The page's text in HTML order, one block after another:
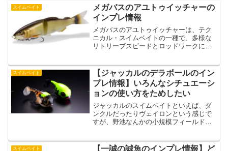
ルさが欲しいんだけど、もうちょっとア
ピール力が欲しい。...
スイムベイト
メガバスのアユトゥイッチャーの
インプレ情報
メガバスのアユトゥイッチャーは、テク
ニカル・スイムベイトの一種で、多様な
リトリーブスピードとロッドワークによ
バックウォーターといった流れが干渉す
るフィールドで、特に卓越...
スイムベイト
【ジャッカルのデラボールのイン
プレ情報】いろんなシチュエーシ
ョンの使い方をためしたい
ジャッカルのスイムベイトといえば、ダ
ンクルだったりヴェイロンという感じで
すが、野池なんかの小規模フィールドな
ラボール。デラボールはコンパクトサイ
スイムベイト
【一誠の誠魚のインプレ情報】ど